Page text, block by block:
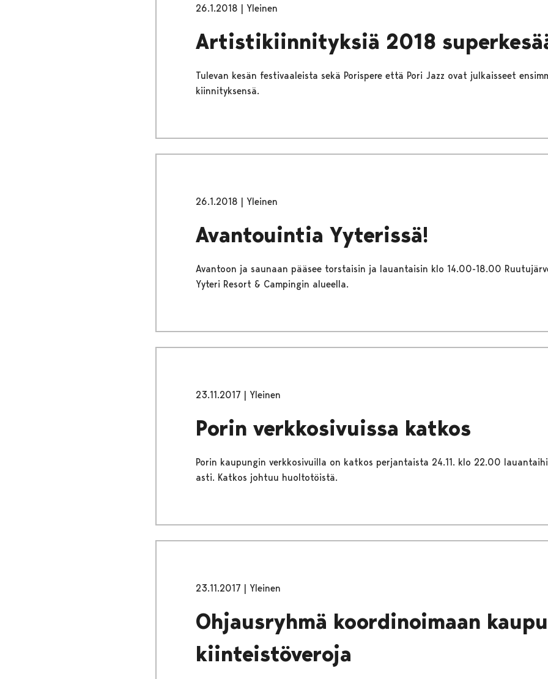
26.1.2018 | Yleinen
Artistikiinnityksiä 2018
Tulevan kesän festivaaleista sekä Porispere että Pori Jazz ovat julkaisseet
kiinnityksensä.
26.1.2018 | Yleinen
Avantouintia Yyterissä!
Avantoon ja saunaan pääsee torstaisin ja lauantaisin klo 14.00-18.00
Yyteri Resort & Campingin alueella.
23.11.2017 | Yleinen
Porin verkkosivuissa katkos
Porin kaupungin verkkosivuilla on katkos perjantaista 24.11. klo 22.00
asti. Katkos johtuu huoltotöistä.
23.11.2017 | Yleinen
Ohjausryhmä koordinoimaan
kiinteistöveroja